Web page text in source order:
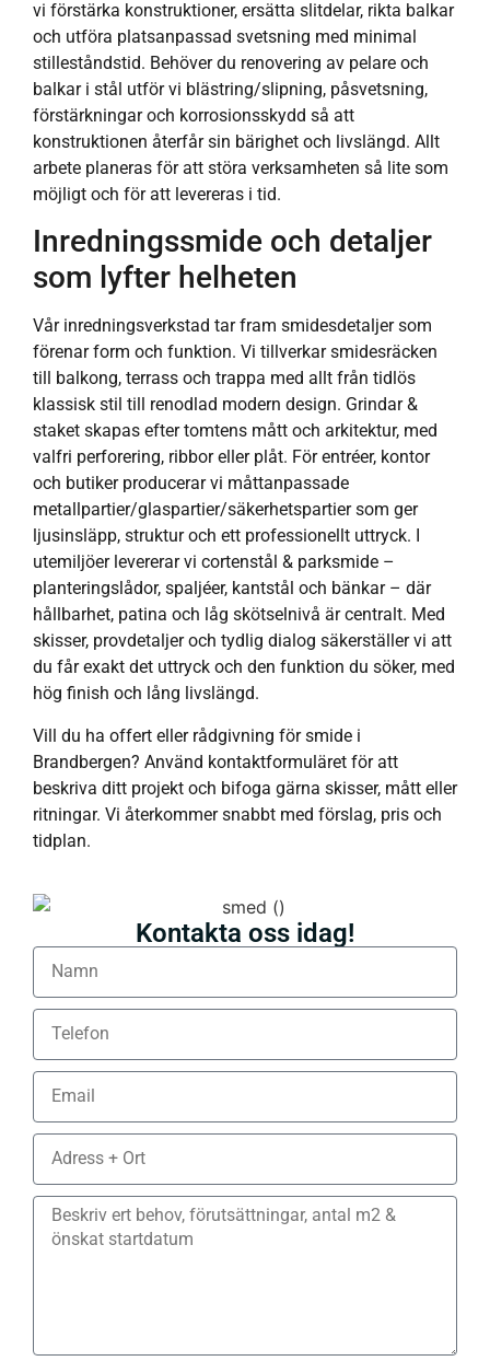
vi förstärka konstruktioner, ersätta slitdelar, rikta balkar
och utföra platsanpassad svetsning med minimal
stilleståndstid. Behöver du renovering av pelare och
balkar i stål utför vi blästring/slipning, påsvetsning,
förstärkningar och korrosionsskydd så att
konstruktionen återfår sin bärighet och livslängd. Allt
arbete planeras för att störa verksamheten så lite som
möjligt och för att levereras i tid.
Inredningssmide och detaljer
som lyfter helheten
Vår inredningsverkstad tar fram smidesdetaljer som
förenar form och funktion. Vi tillverkar smidesräcken
till balkong, terrass och trappa med allt från tidlös
klassisk stil till renodlad modern design. Grindar &
staket skapas efter tomtens mått och arkitektur, med
valfri perforering, ribbor eller plåt. För entréer, kontor
och butiker producerar vi måttanpassade
metallpartier/glaspartier/säkerhetspartier som ger
ljusinsläpp, struktur och ett professionellt uttryck. I
utemiljöer levererar vi cortenstål & parksmide –
planteringslådor, spaljéer, kantstål och bänkar – där
hållbarhet, patina och låg skötselnivå är centralt. Med
skisser, provdetaljer och tydlig dialog säkerställer vi att
du får exakt det uttryck och den funktion du söker, med
hög finish och lång livslängd.
Vill du ha offert eller rådgivning för smide i
Brandbergen? Använd kontaktformuläret för att
beskriva ditt projekt och bifoga gärna skisser, mått eller
ritningar. Vi återkommer snabbt med förslag, pris och
tidplan.
Kontakta oss idag!